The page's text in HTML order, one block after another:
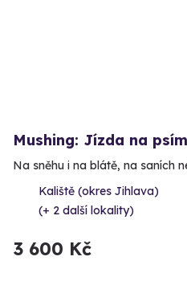
Mushing: Jízda na
Na sněhu i na blátě, na saních
Kaliště (okres Jihlava)
(+ 2 další lokality)
3 600 Kč